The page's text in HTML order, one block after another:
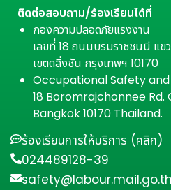
ติดต่อสอบถาม/ร้องเรียนได้ที่
กองความปลอดภัยแรงงาน
เลขที่ 18 ถนนบรมราชชนนี แ
เขตตลิ่งชัน กรุงเทพฯ 10170
Occupational Safety
18 Boromrajchonnee Rd.
Bangkok 10170 Thailand.
ร้องเรียนการให้บริการ (คลิก)
024489128-39
safety@labour.mail.go.th